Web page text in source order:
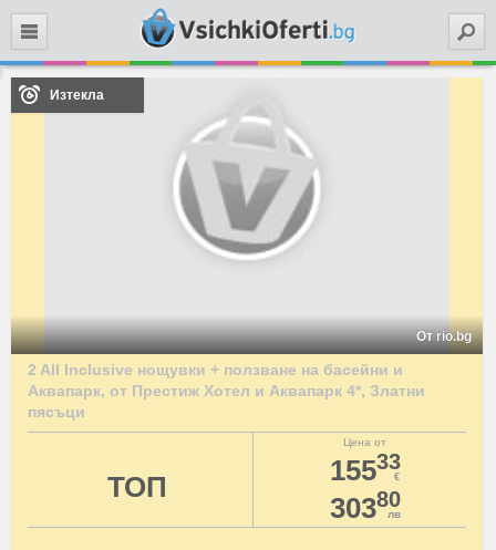
Изтекла
От rio.bg
2 All Inclusive нощувки + ползване на басейни и
Аквапарк, от Престиж Хотел и Аквапарк 4*, Златни
пясъци
Цена от
15533
€
30380
лв
ТОП